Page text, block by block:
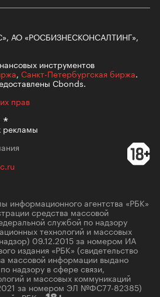
АО «РОСБИЗНЕСКОНСАЛТИНГ»,
инструментов
, Санкт-Петербургская биржа.
Cbonds.
прав
рекламы
информационного агентства «РБК»
средства массовой
службой по надзору
технологий и массовых
09.12.2015 за номером ИА
издания «РБК» (свидетельство
массовой информации выдано
надзору в сфере связи,
и массовых коммуникаций
за номером ЭЛ №ФС77-82385)